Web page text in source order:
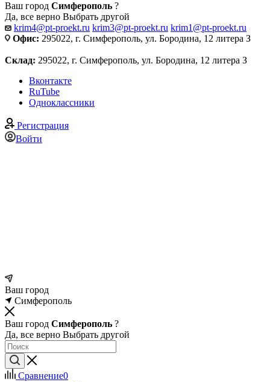
Ваш город Симферополь ?
Да, все верно Выбрать другой
krim4@pt-proekt.ru krim3@pt-proekt.ru krim1@pt-proekt.ru
Офис: 295022, г. Симферополь, ул. Бородина, 12 литера З
Склад: 295022, г. Симферополь, ул. Бородина, 12 литера З
Вконтакте
RuTube
Одноклассники
Регистрация
Войти
Ваш город
Симферополь
Ваш город Симферополь ?
Да, все верно Выбрать другой
Сравнение0